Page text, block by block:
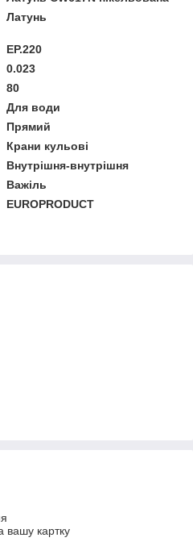
Латунь
EP.220
0.023
80
Для води
Прямий
Крани кульові
Внутрішня-внутрішня
Важіль
EUROPRODUCT
вашу картку